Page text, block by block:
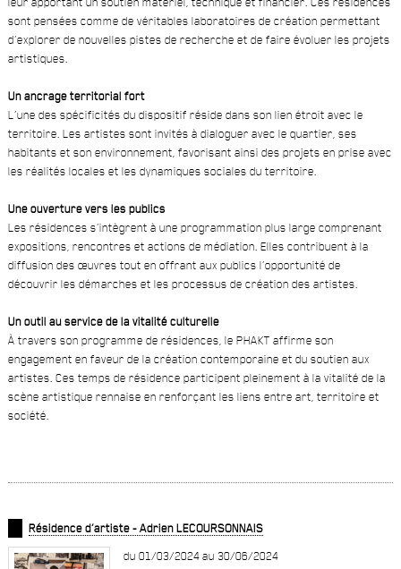
sont pensées comme de véritables laboratoires de création permettant
d’explorer de nouvelles pistes de recherche et de faire évoluer les projets
artistiques.
Un ancrage territorial fort
L’une des spécificités du dispositif réside dans son lien étroit avec le
territoire. Les artistes sont invités à dialoguer avec le quartier, ses
habitants et son environnement, favorisant ainsi des projets en prise avec
les réalités locales et les dynamiques sociales du territoire.
Une ouverture vers les publics
Les résidences s’intègrent à une programmation plus large comprenant
expositions, rencontres et actions de médiation. Elles contribuent à la
diffusion des œuvres tout en offrant aux publics l’opportunité de
découvrir les démarches et les processus de création des artistes.
Un outil au service de la vitalité culturelle
À travers son programme de résidences, le PHAKT affirme son
engagement en faveur de la création contemporaine et du soutien aux
artistes. Ces temps de résidence participent pleinement à la vitalité de la
scène artistique rennaise en renforçant les liens entre art, territoire et
société.
Résidence d’artiste - Adrien LECOURSONNAIS
du 01/03/2024 au 30/06/2024